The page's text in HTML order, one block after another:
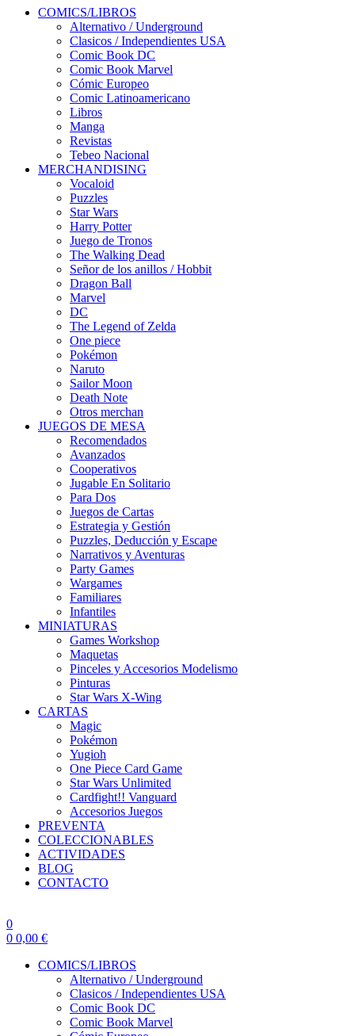
COMICS/LIBROS
Alternativo / Underground
Clasicos / Independientes USA
Comic Book DC
Comic Book Marvel
Cómic Europeo
Comic Latinoamericano
Libros
Manga
Revistas
Tebeo Nacional
MERCHANDISING
Vocaloid
Puzzles
Star Wars
Harry Potter
Juego de Tronos
The Walking Dead
Señor de los anillos / Hobbit
Dragon Ball
Marvel
DC
The Legend of Zelda
One piece
Pokémon
Naruto
Sailor Moon
Death Note
Otros merchan
JUEGOS DE MESA
Recomendados
Avanzados
Cooperativos
Jugable En Solitario
Para Dos
Juegos de Cartas
Estrategia y Gestión
Puzzles, Deducción y Escape
Narrativos y Aventuras
Party Games
Wargames
Familiares
Infantiles
MINIATURAS
Games Workshop
Maquetas
Pinceles y Accesorios Modelismo
Pinturas
Star Wars X-Wing
CARTAS
Magic
Pokémon
Yugioh
One Piece Card Game
Star Wars Unlimited
Cardfight!! Vanguard
Accesorios Juegos
PREVENTA
COLECCIONABLES
ACTIVIDADES
BLOG
CONTACTO
0
0 0,00 €
COMICS/LIBROS
Alternativo / Underground
Clasicos / Independientes USA
Comic Book DC
Comic Book Marvel